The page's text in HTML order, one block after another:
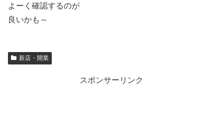
よーく確認するのが
良いかも～
新店・開業
スポンサーリンク